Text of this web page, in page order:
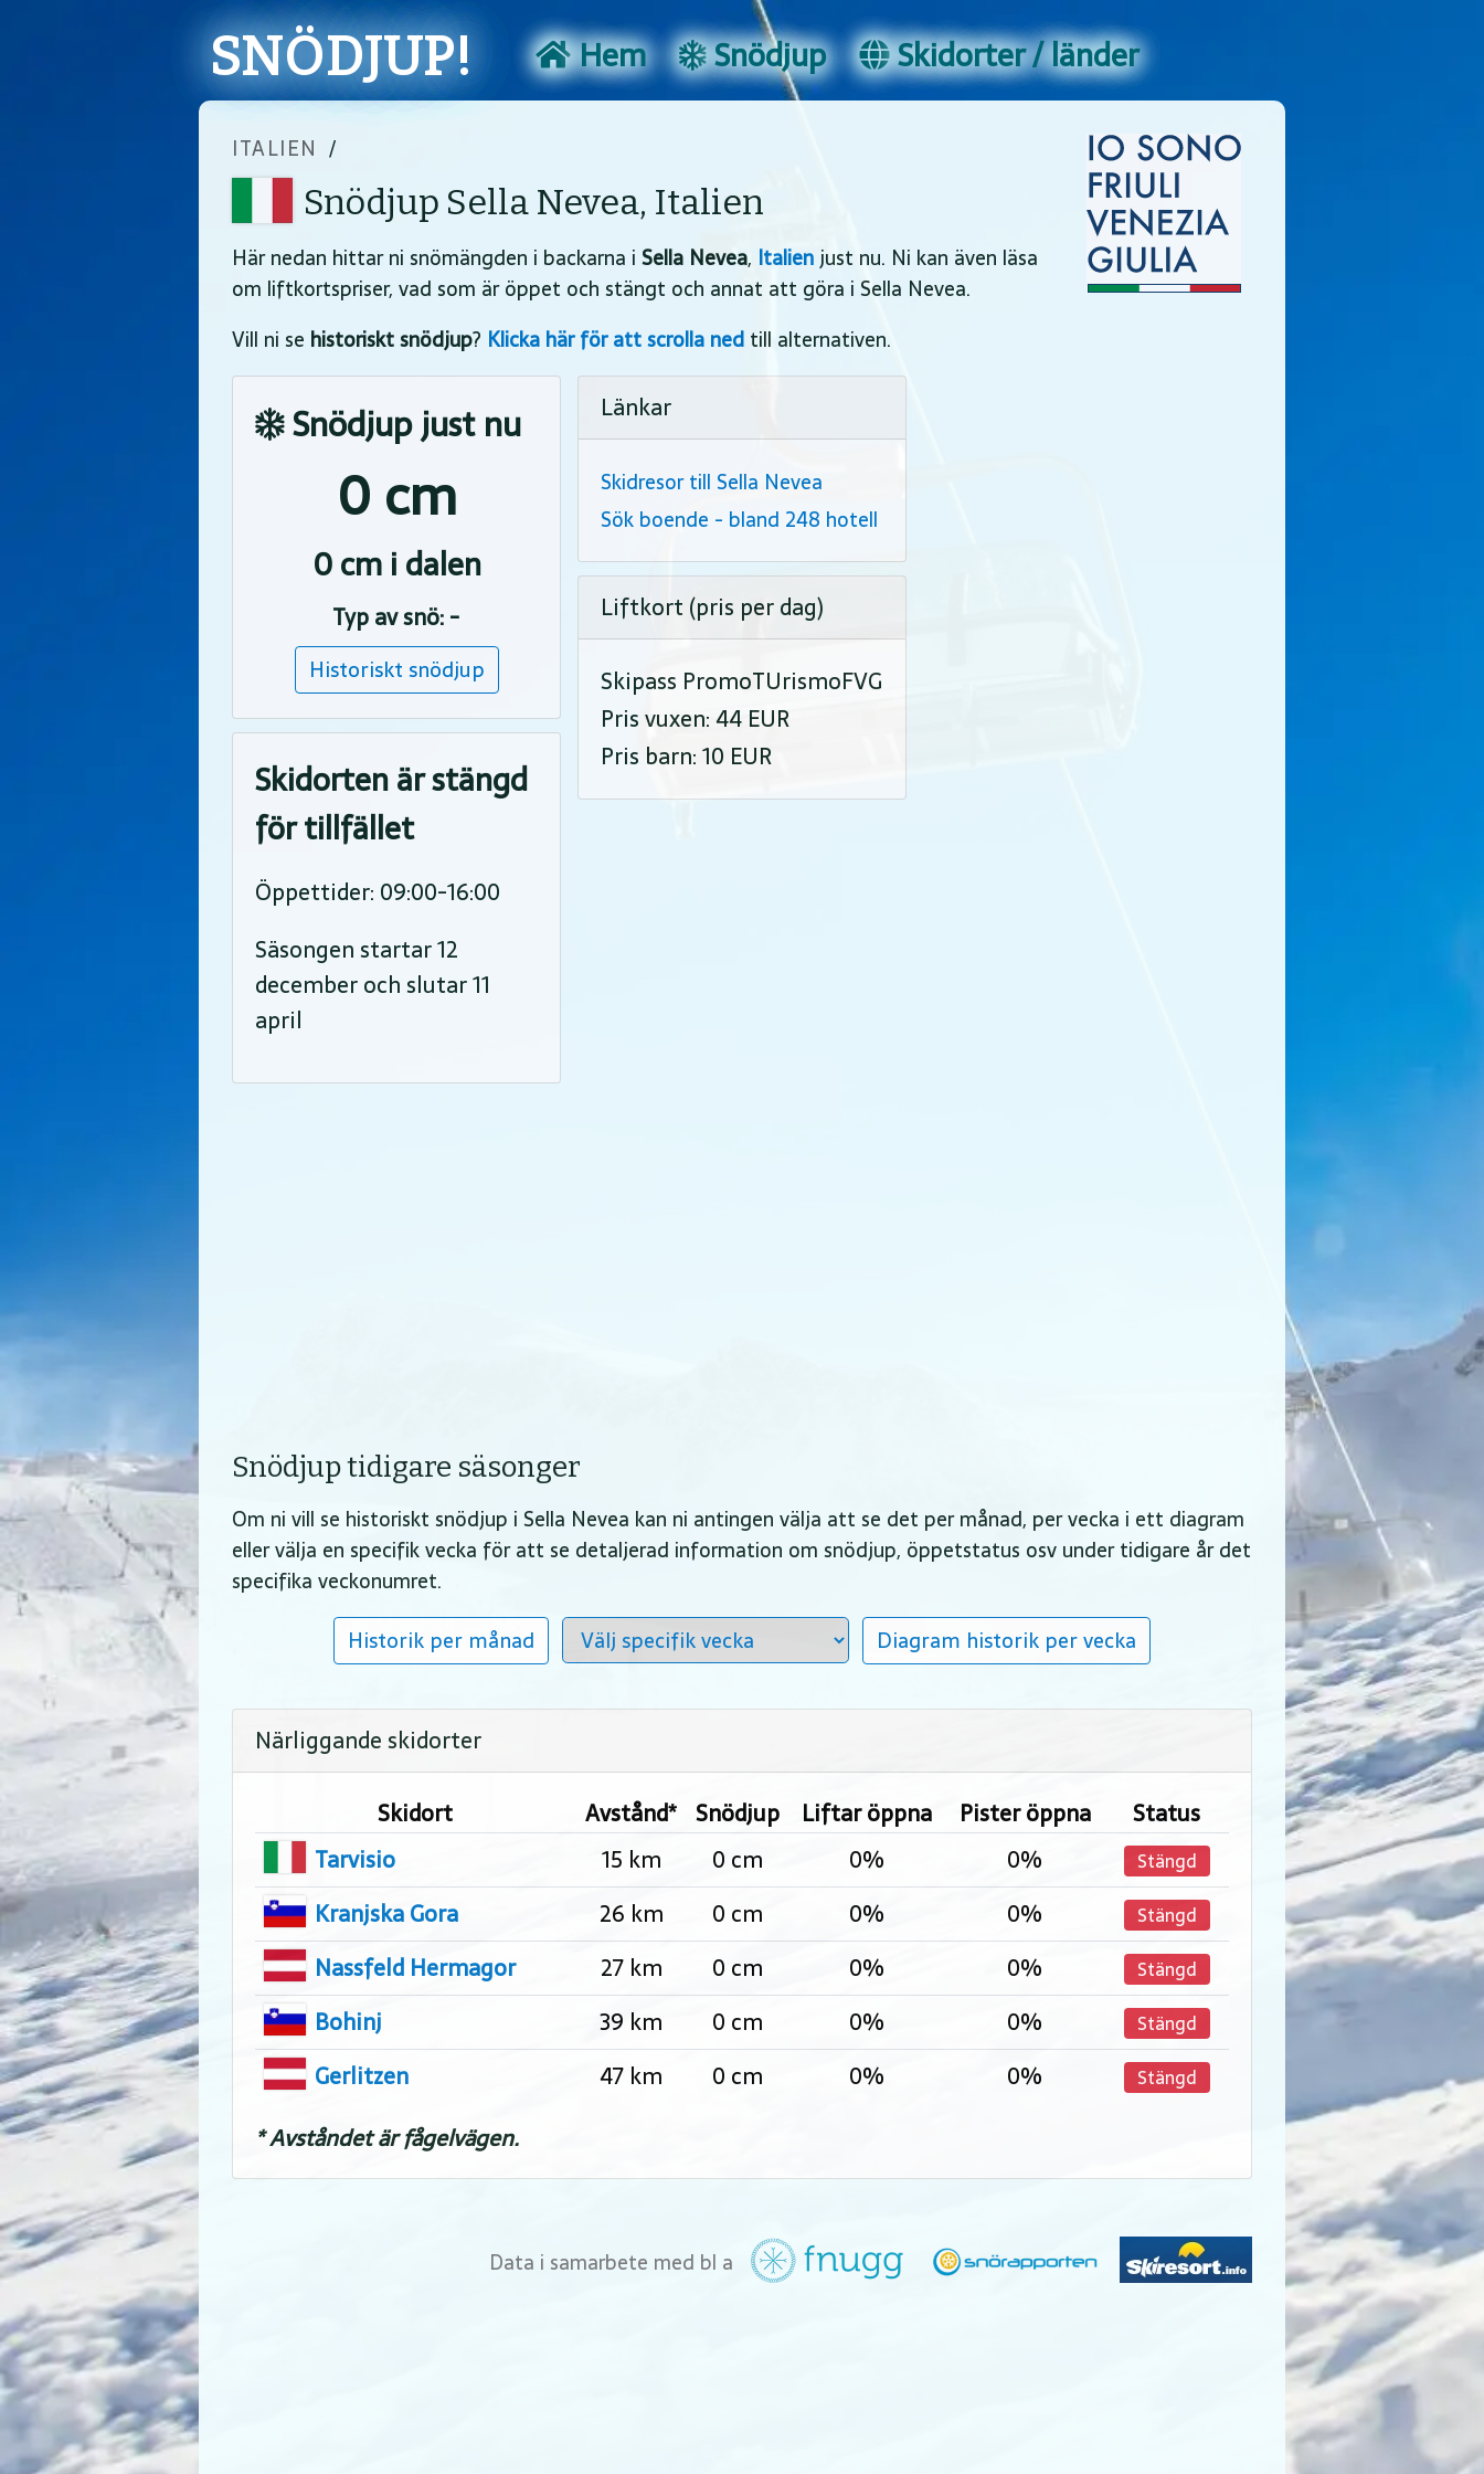
SNÖDJUP! Hem Snödjup Skidorter / länder
ITALIEN /
Snödjup Sella Nevea, Italien
Här nedan hittar ni snömängden i backarna i Sella Nevea, Italienjust nu. Ni kan även läsa
om liftkortspriser, vad som är öppet och stängt och annat att göra i Sella Nevea.
Vill ni se historiskt snödjup? Klicka här för att scrolla ned till alternativen.
Snödjup just nu
0 cm
0 cm i dalen
Typ av snö: -
Historiskt snödjup
Skidorten är stängd
för tillfället
Öppettider: 09:00-16:00
Säsongen startar 12
december och slutar 11
april
Länkar
Skidresor till Sella Nevea
Sök boende - bland 248 hotell
Liftkort (pris per dag)
Skipass PromoTUrismoFVG
Pris vuxen: 44 EUR
Pris barn: 10 EUR
Snödjup tidigare säsonger
Om ni vill se historiskt snödjup i Sella Nevea kan ni antingen välja att se det per månad, per vecka i ett diagram
eller välja en specifik vecka för att se detaljerad information om snödjup, öppetstatus osv under tidigare år det
specifika veckonumret.
Historik per månad Diagram historik per vecka
Närliggande skidorter
Skidort Avstånd* Snödjup Liftar öppna Pister öppna
Status
Tarvisio
15 km 0 cm 0% 0% Stängd
Kranjska Gora 26 km 0 cm 0% 0% Stängd
Nassfeld Hermagor 27 km 0 cm 0% 0% Stängd
Bohinj 39 km 0 cm 0% 0% Stängd
Gerlitzen 47 km 0 cm 0% 0% Stängd
* Avståndet är fågelvägen.
Data i samarbete med bl a